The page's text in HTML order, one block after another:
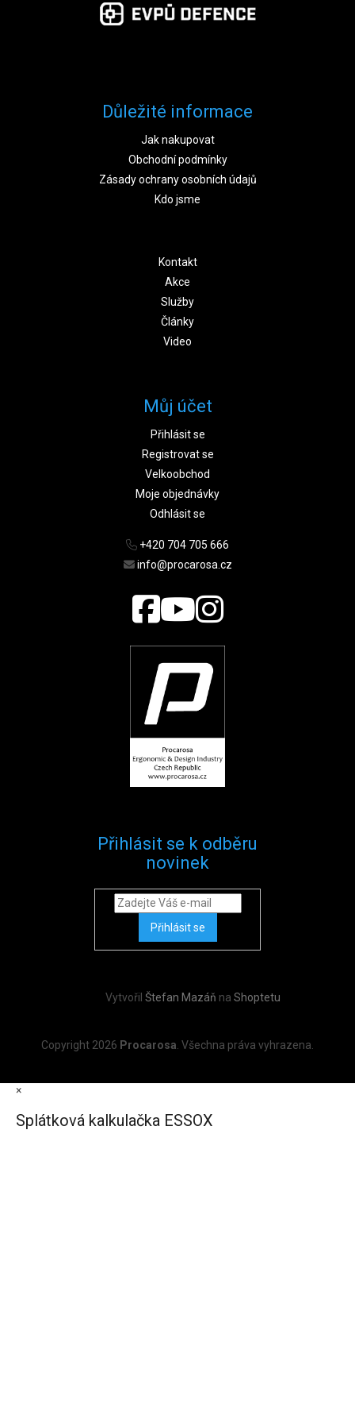
Důležité informace
Jak nakupovat
Obchodní podmínky
Zásady ochrany osobních údajů
Kdo jsme
Kontakt
Akce
Služby
Články
Video
Můj účet
Přihlásit se
Registrovat se
Velkoobchod
Moje objednávky
Odhlásit se
+420 704 705 666
info@procarosa.cz
Přihlásit se k odběru
novinek
Přihlásit se
Vytvořil Štefan Mazáň na Shoptetu
Copyright 2026 Procarosa. Všechna práva vyhrazena.
×
Splátková kalkulačka ESSOX